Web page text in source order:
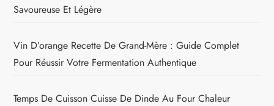
Savoureuse Et Légère
Vin D’orange Recette De Grand-Mère : Guide Complet
Pour Réussir Votre Fermentation Authentique
Temps De Cuisson Cuisse De Dinde Au Four Chaleur